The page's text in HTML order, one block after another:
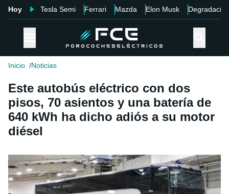
Hoy Tesla Semi Ferrari Mazda Elon Musk Degradación
Inicio Noticias
Este autobús eléctrico con dos
pisos, 70 asientos y una batería de
640 kWh ha dicho adiós a su motor
diésel